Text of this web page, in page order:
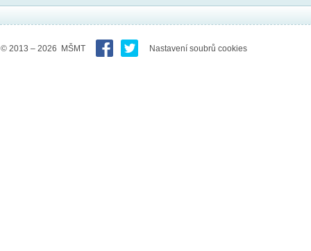
© 2013 – 2026 MŠMT Nastavení soubrů cookies